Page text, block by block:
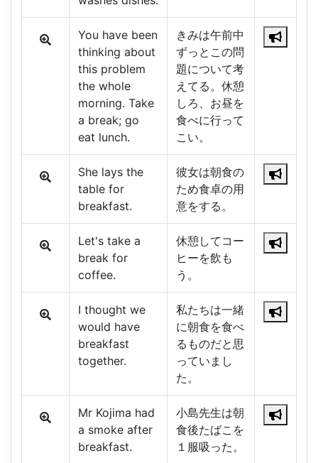
You have been
thinking about
this problem
the whole
morning. Take
a break; go
eat lunch.
きみは午前中
ずっとこの問
題について考
えてる。休憩
しろ、お昼を
食べに行って
こい。
She lays the
table for
breakfast.
彼女は朝食の
ため食卓の用
意をする。
Let's take a
break for
coffee.
休憩してコー
ヒーを飲も
う。
I thought we
would have
breakfast
together.
私たちは一緒
に朝食を食べ
るものだと思
っていまし
た。
Mr Kojima had
a smoke after
breakfast.
小島先生は朝
食後たばこを
１服吸った。